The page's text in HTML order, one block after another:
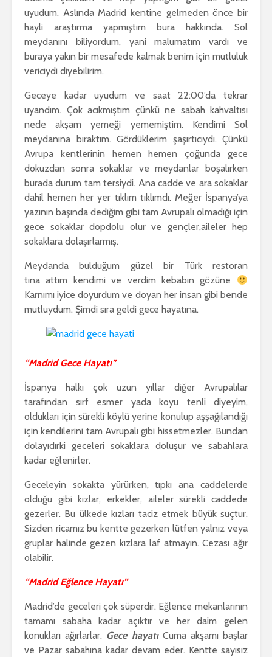
uyudum. Aslında Madrid kentine gelmeden önce bir
hayli araştırma yapmıştım bura hakkında. Sol
meydanını biliyordum, yani malumatım vardı ve
buraya yakın bir mesafede kalmak benim için mutluluk
vericiydi diyebilirim.
Geceye kadar uyudum ve saat 22:00’da tekrar
uyandım. Çok acıkmıştım çünkü ne sabah kahvaltısı
nede akşam yemeği yememiştim. Kendimi Sol
meydanına bıraktım. Gördüklerim şaşırtıcıydı. Çünkü
Avrupa kentlerinin hemen hemen çoğunda gece
dokuzdan sonra sokaklar ve meydanlar boşalırken
burada durum tam tersiydi. Ana cadde ve ara sokaklar
dahil hemen her yer tıklım tıklımdı. Meğer İspanya’ya
yazının başında dediğim gibi tam Avrupalı olmadığı için
gece sokaklar dopdolu olur ve gençler,aileler hep
sokaklara dolaşırlarmış.
Meydanda bulduğum güzel bir Türk restoran
tına attım kendimi ve verdim kebabın gözüne
Karnımı iyice doyurdum ve doyan her insan gibi bende
mutluydum. Şimdi sıra geldi gece hayatına.
“Madrid Gece Hayatı”
İspanya halkı çok uzun yıllar diğer Avrupalılar
tarafından sırf esmer yada koyu tenli diyeyim,
oldukları için sürekli köylü yerine konulup aşşağılandığı
için kendilerini tam Avrupalı gibi hissetmezler. Bundan
dolayıdırki geceleri sokaklara doluşur ve sabahlara
kadar eğlenirler.
Geceleyin sokakta yürürken, tıpkı ana caddelerde
olduğu gibi kızlar, erkekler, aileler sürekli caddede
gezerler. Bu ülkede kızları taciz etmek büyük suçtur.
Sizden ricamız bu kentte gezerken lütfen yalnız veya
gruplar halinde gezen kızlara laf atmayın. Cezası ağır
olabilir.
“Madrid Eğlence Hayatı”
Madrid’de geceleri çok süperdir. Eğlence mekanlarının
tamamı sabaha kadar açıktır ve her daim gelen
konukları ağırlarlar. Gece hayatıCuma akşamı başlar
ve Pazar sabahına kadar devam eder. Kentte sayısız